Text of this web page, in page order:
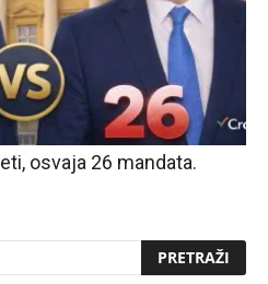
osvaja 26 mandata.